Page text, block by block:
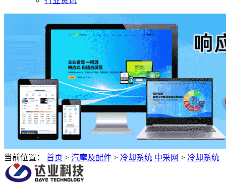
当前位置： 首页 > 汽摩及配件 > 冷却系统 中采网 > 冷却系统